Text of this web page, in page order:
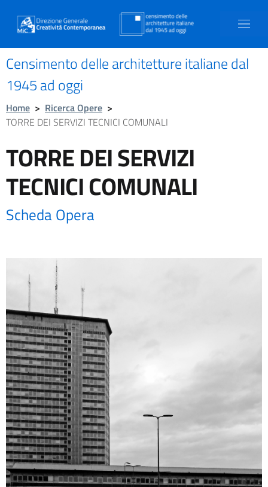
Censimento delle architetture italiane dal
1945 ad oggi
Home > Ricerca Opere >
TORRE DEI SERVIZI TECNICI COMUNALI
TORRE DEI SERVIZI
TECNICI COMUNALI
Scheda Opera